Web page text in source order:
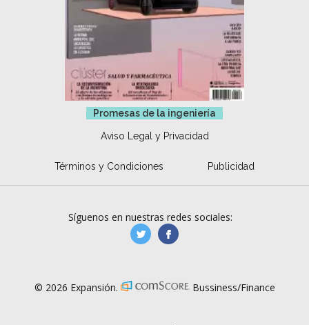
Promesas de la ingeniería
Aviso Legal y Privacidad
Términos y Condiciones Publicidad
Síguenos en nuestras redes sociales:
manufacturaGE
© 2026 Expansión. Bussiness/Finance